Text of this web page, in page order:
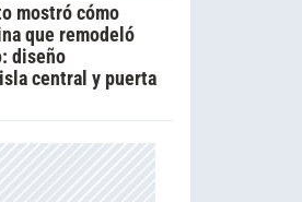
mostró cómo
que remodeló
diseño
central y puerta